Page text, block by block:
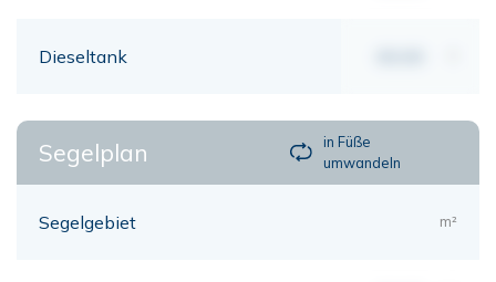
Dieseltank
Segelplan
in Füße
umwandeln
Segelgebiet m²